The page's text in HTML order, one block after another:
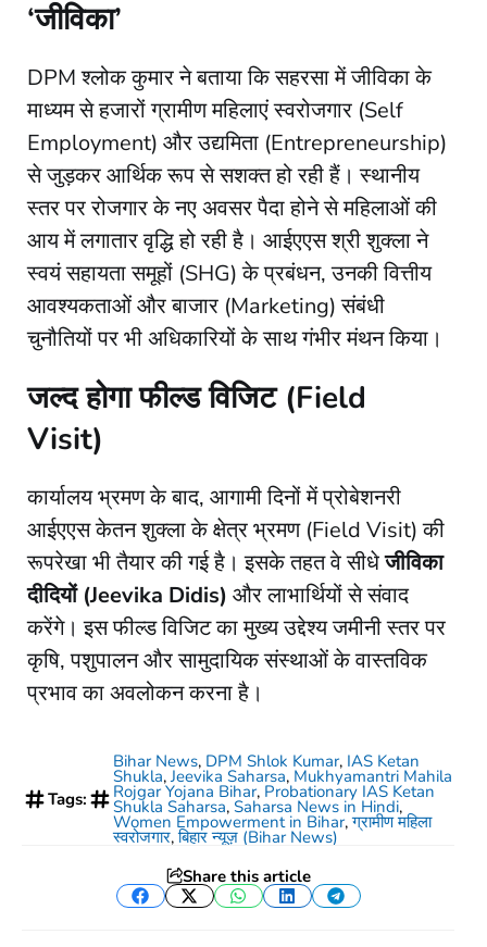
‘जीविका’
​DPM श्लोक कुमार ने बताया कि सहरसा में जीविका के
माध्यम से हजारों ग्रामीण महिलाएं स्वरोजगार (Self
Employment) और उद्यमिता (Entrepreneurship)
से जुड़कर आर्थिक रूप से सशक्त हो रही हैं। स्थानीय
स्तर पर रोजगार के नए अवसर पैदा होने से महिलाओं की
आय में लगातार वृद्धि हो रही है। आईएएस श्री शुक्ला ने
स्वयं सहायता समूहों (SHG) के प्रबंधन, उनकी वित्तीय
आवश्यकताओं और बाजार (Marketing) संबंधी
चुनौतियों पर भी अधिकारियों के साथ गंभीर मंथन किया।
जल्द होगा फील्ड विजिट (Field
Visit)
​कार्यालय भ्रमण के बाद, आगामी दिनों में प्रोबेशनरी
आईएएस केतन शुक्ला के क्षेत्र भ्रमण (Field Visit) की
रूपरेखा भी तैयार की गई है। इसके तहत वे सीधेजीविका
दीदियों (Jeevika Didis) और लाभार्थियों से संवाद
करेंगे। इस फील्ड विजिट का मुख्य उद्देश्य जमीनी स्तर पर
कृषि, पशुपालन और सामुदायिक संस्थाओं के वास्तविक
प्रभाव का अवलोकन करना है।
Tags:
Bihar News, DPM Shlok Kumar, IAS Ketan
Shukla, Jeevika Saharsa, Mukhyamantri Mahila
Rojgar Yojana Bihar, Probationary IAS Ketan
Shukla Saharsa, Saharsa News in Hindi,
Women Empowerment in Bihar,ग्रामीण महिला
स्वरोजगार,बिहार न्यूज़ (Bihar News)
Share this article
Facebook
TwitterWhatsApp
LinkedInTelegram